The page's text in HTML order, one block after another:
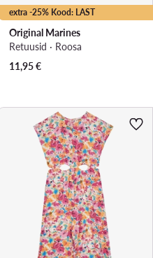
extra -25% Kood: LAST
Original Marines
Retuusid · Roosa
11,95€